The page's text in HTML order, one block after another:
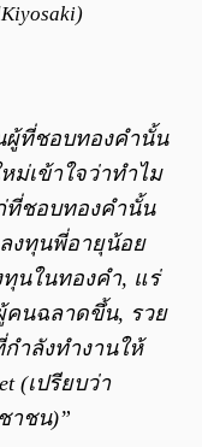
ผู้ที่ชอบทองคำนั้น
ม่เข้าใจว่าทำไม
ที่ชอบทองคำนั้น
งทุนพี่อายุน้อย
นในทองคำ, แร่
คนฉลาดขึ้น, รวย
ำลังทำงานให้
(เปรียบว่า
าชน)”